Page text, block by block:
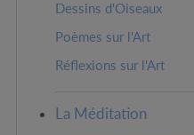
Dessins d'Oiseaux
Poèmes sur l'Art
Réflexions sur l'Art
La Méditation